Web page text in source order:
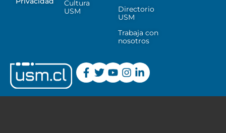
Cultura
USM
Directorio
USM
Trabaja con
nosotros